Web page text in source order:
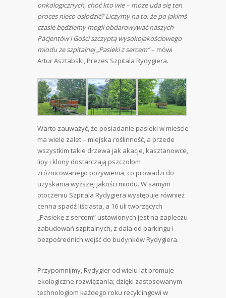
onkologicznych, choć kto wie – może uda się ten
proces nieco osłodzić? Liczymy na to, że po jakimś
czasie będziemy mogli obdarowywać naszych
Pacjentów i Gości szczyptą wysokojakościowego
miodu ze szpitalnej „Pasieki z sercem”– mówi
Artur Asztabski, Prezes Szpitala Rydygiera.
Warto zauważyć, że posiadanie pasieki w mieście
ma wiele zalet – miejska roślinność, a przede
wszystkim takie drzewa jak akacje, kasztanowce,
lipy i klony dostarczają pszczołom
zróżnicowanego pożywienia, co prowadzi do
uzyskania wyższej jakości miodu. W samym
otoczeniu Szpitala Rydygiera występuje również
cenna spadź liściasta, a 16 uli tworzących
„Pasiekę z sercem” ustawionych jest na zapleczu
zabudowań szpitalnych, z dala od parkingu i
bezpośrednich wejść do budynków Rydygiera.
Przypomnijmy, Rydygier od wielu lat promuje
ekologiczne rozwiązania; dzięki zastosowanym
technologiom każdego roku recyklingowi w